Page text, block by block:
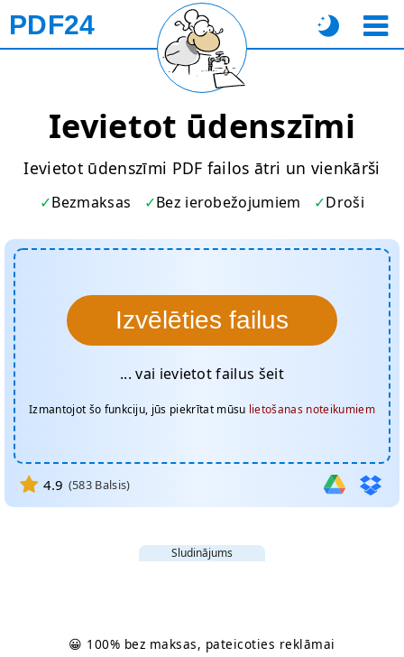
PDF24
Ievietot ūdenszīmi
Ievietot ūdenszīmi PDF failos ātri un vienkārši
Bezmaksas Bez ierobežojumiem Droši
Izvēlēties failus
... vai ievietot failus šeit
Izmantojot šo funkciju, jūs piekrītat mūsu lietošanas noteikumiem
4.9 (583 Balsis)
Sludinājums
😀 100% bez maksas, pateicoties reklāmai